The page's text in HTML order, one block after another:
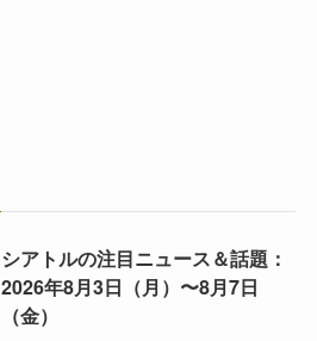
シアトルの注目ニュース＆話題：
2026年8月3日（月）〜8月7日
（金）